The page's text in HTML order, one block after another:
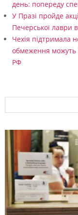
день: попереду
У Празі пройде
Печерської лаври
Чехія підтримала
обмеження можуть
РФ